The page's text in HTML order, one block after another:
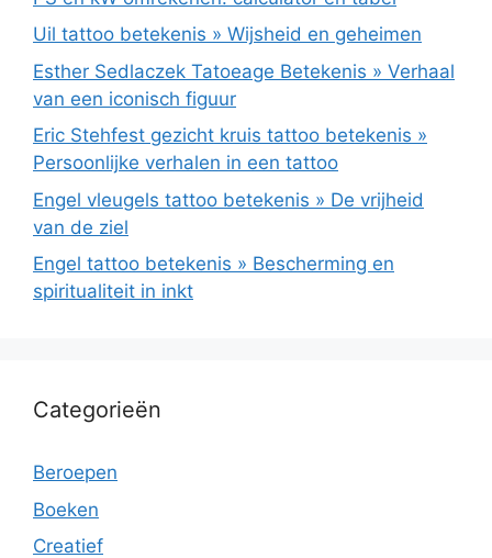
Uil tattoo betekenis » Wijsheid en geheimen
Esther Sedlaczek Tatoeage Betekenis » Verhaal
van een iconisch figuur
Eric Stehfest gezicht kruis tattoo betekenis »
Persoonlijke verhalen in een tattoo
Engel vleugels tattoo betekenis » De vrijheid
van de ziel
Engel tattoo betekenis » Bescherming en
spiritualiteit in inkt
Categorieën
Beroepen
Boeken
Creatief